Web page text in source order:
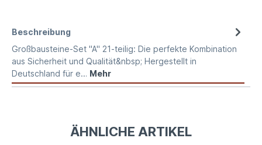
Beschreibung
Großbausteine-Set "A" 21-teilig: Die perfekte Kombination
aus Sicherheit und Qualität&nbsp; Hergestellt in
Deutschland für e… Mehr
ÄHNLICHE ARTIKEL